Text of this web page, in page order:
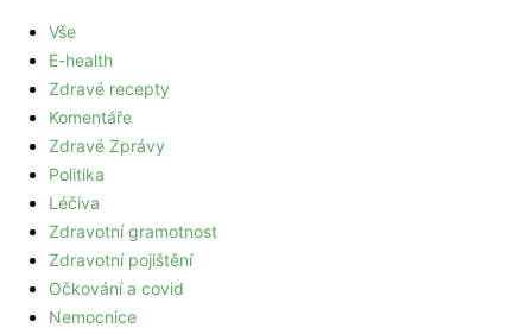
Vše
E-health
Zdravé recepty
Komentáře
Zdravé Zprávy
Politika
Léčiva
Zdravotní gramotnost
Zdravotní pojištění
Očkování a covid
Nemocnice